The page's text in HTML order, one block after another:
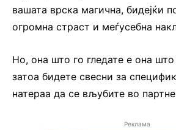
вашата врска магична, бидејќи
огромна страст и меѓусебна
Но, она што го гледате е она што
затоа бидете свесни за
натераа да се вљубите во
Реклама